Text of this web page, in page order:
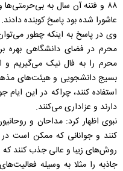
۸۸ و فتنه آن سال به
عاشورا شده بود پاسخ کوبنده دادند.
وی در پاسخ به اینکه چطور
محرم در فضای دانشگاهی بهره
محرم را به فال نیک می‌گیریم و
بسیج دانشجویی و هیئت‌های
استفاده کنند، چراکه در این
دارند و عزاداری می‌کنند.
نبوی اظهار کرد: مداحان و
کنند و جوانانی که ممکن است در
روش‌های زیبا و عالی جذب کنند
جاذبه را مثلا به وسیله